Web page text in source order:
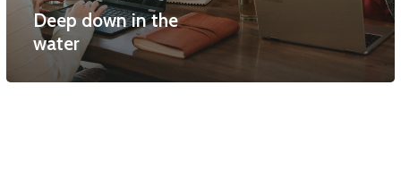
Deep down in the
water